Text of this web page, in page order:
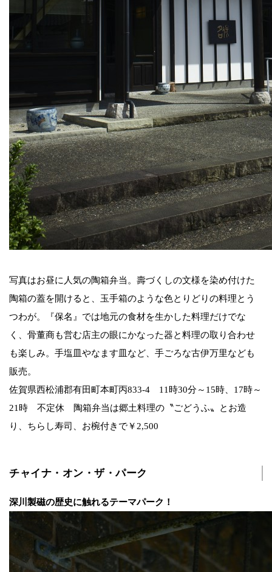
写真はお昼に人気の陶箱弁当。壽づくしの文様を染め付けた
陶箱の蓋を開けると、玉手箱のような色とりどりの料理とう
つわが。『保名』では地元の食材を生かした料理だけでな
く、骨董商も営む店主の眼にかなった器と料理の取り合わせ
も楽しみ。手塩皿やなます皿など、手ごろな古伊万里なども
販売。
佐賀県西松浦郡有田町本町丙833-4 11時30分～15時、17時～
21時 不定休 陶箱弁当は郷土料理の〝ごどうふ〟とお造
り、ちらし寿司、お椀付きで￥2,500
チャイナ・オン・ザ・パーク
深川製磁の歴史に触れるテーマパーク！